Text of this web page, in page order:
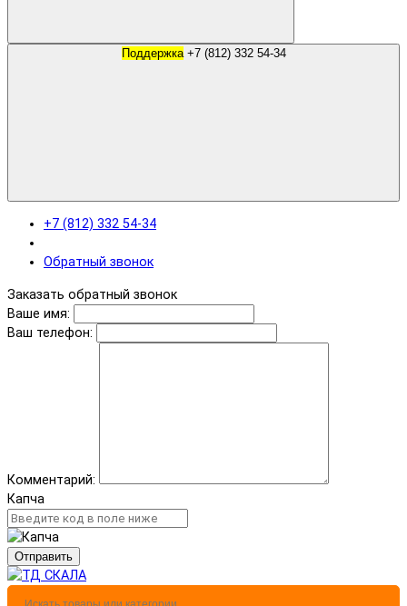
Поддержка +7 (812) 332 54-34
+7 (812) 332 54-34
Обратный звонок
Заказать обратный звонок
Ваше имя:
Ваш телефон:
Комментарий:
Капча
Отправить